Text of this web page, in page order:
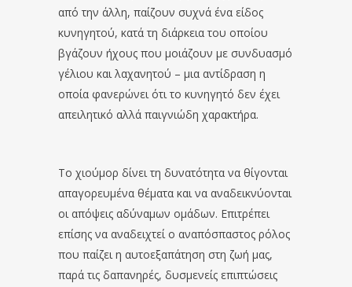
από την άλλη, παίζουν συχνά ένα είδος
κυνηγητού, κατά τη διάρκεια του οποίου
βγάζουν ήχους που μοιάζουν με συνδυασμό
γέλιου και λαχανητού – μια αντίδραση η
οποία φανερώνει ότι το κυνηγητό δεν έχει
απειλητικό αλλά παιγνιώδη χαρακτήρα.
Το χιούμορ δίνει τη δυνατότητα να θίγονται
απαγορευμένα θέματα και να αναδεικνύονται
οι απόψεις αδύναμων ομάδων. Επιτρέπει
επίσης να αναδειχτεί ο αναπόσπαστος ρόλος
που παίζει η αυτοεξαπάτηση στη ζωή μας,
παρά τις δαπανηρές, δυσμενείς επιπτώσεις